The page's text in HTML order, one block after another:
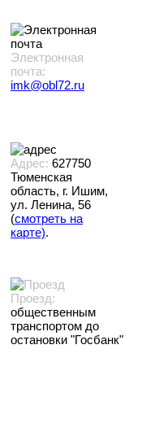
Электронная
почта:
imk@obl72.ru
Адрес: 627750
Тюменская
область, г. Ишим,
ул. Ленина, 56
(смотреть на
карте).
Проезд:
общественным
транспортом до
остановки "Госбанк"